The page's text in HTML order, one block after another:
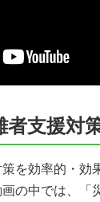
者支援対
を効率的・
の中では、